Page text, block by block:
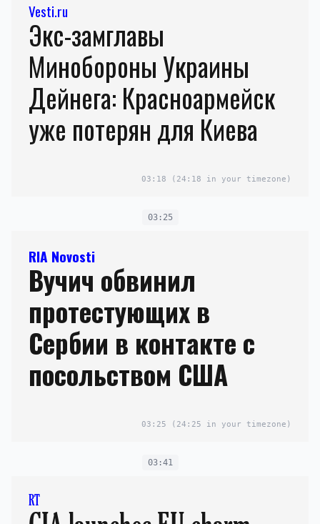
Vesti.ru
Экс-замглавы
Минобороны Украины
Дейнега: Красноармейск
уже потерян для Киева
03:18 (24:18 in your timezone)
03:25
RIA Novosti
Вучич обвинил
протестующих в
Сербии в контакте с
посольством США
03:25 (24:25 in your timezone)
03:41
RT